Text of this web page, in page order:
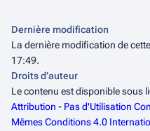
Dernière modification
La dernière modification de
17:49.
Droits d’auteur
Le contenu est disponible sous
Attribution - Pas d'Utilisation
Mêmes Conditions 4.0